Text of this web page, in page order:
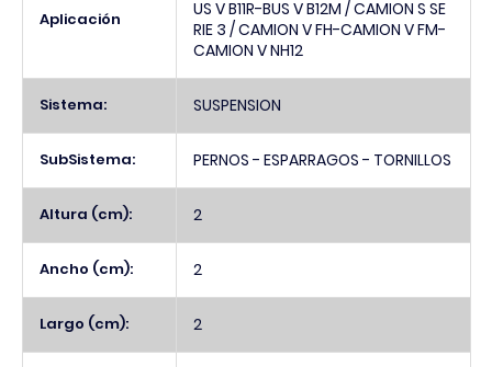
Aplicación
US V B11R-BUS V B12M / CAMION S SE
RIE 3 / CAMION V FH-CAMION V FM-
CAMION V NH12
Sistema: SUSPENSION
SubSistema: PERNOS - ESPARRAGOS - TORNILLOS
Altura (cm): 2
Ancho (cm): 2
Largo (cm): 2